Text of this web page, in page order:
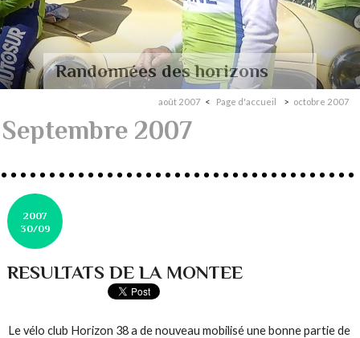
Randonnées des horizons
août 2007 Page d'accueil octobre 2007
Septembre 2007
2007
30/09
RESULTATS DE LA MONTEE
Le vélo club Horizon 38 a de nouveau mobilisé une bonne partie de